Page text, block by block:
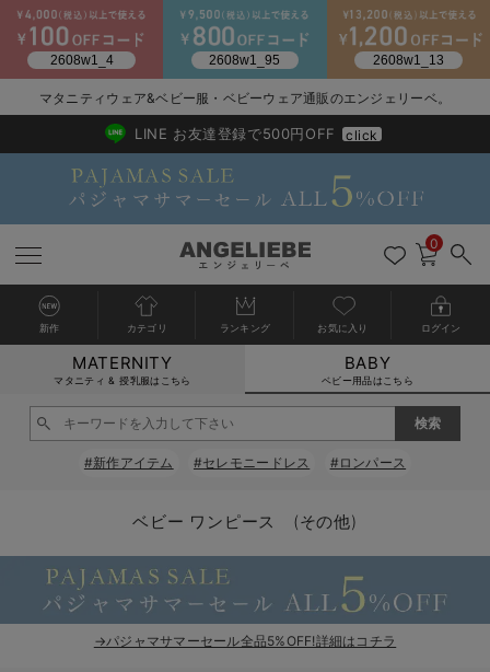
新生児服全て
ベビー服全て
ロンパース・カバーオール
ベビー ブルマ
ベビー スカート
シーズンアイテム全て
ベビー・新生児 寝具全て
ベビーベッド・布団 （ベビー・新生児）
ベビー 雑貨全て
ベビーチェア（ハイローチェア）・ベビーラック
ベビー 雑貨 小物
ベビー安全グッズ
お出かけグッズ全て
ベビー｜季節の特集全て
猛暑からベビーを守るひんやりグッズ
ベビーの動物なりきり特集
ベビー 夏のお役立ちグッズ特集
アウトレット全て
【アウトレット】ワンピース
【アウトレット】パジャマ
【アウトレット】インナー
特集全て
抗菌防臭加工
コットン素材
再入荷全て
再入荷｜インナー
戻る
送料無料アイテム全て
ワンピース
スカート
パジャマ
戻る
ブラキャミ おまとめ
戻る
【37周年祭セール】
【37周年祭セール】
戻る
気温差別オススメア
【15℃】3月下旬～
戻る
動きやすく着回しで
戻る
強撚スムース(コスパ
戻る
マタニティウェア
【おまとめ割】パジ
戻る
こだわりの履き心地
カジュアル
オフィス
戻る
ジャケット派
きれいめ美脚パンツ派
ツィード派
戻る
出産準備応援割全て
マタニティパジャマ
戻る
【オフィスカジュア
戻る
レギンスタイプ
戻る
【フォーマル】ワン
戻る
【ベビー】長袖
戻る
ハンカチ
短肌着
セット
戻る
快適ウェア10%OFF
快適ウェア10%OFF
戻る
春のマタニティワン
セットアップ・ レイ
ジャンパースカート/
ワーク・オフィス
戻る
Gift Selection 出産
〜3,000円（税込）
10,001円（税込）〜
女の子におススメの
戻る
冬の冷え対策インナ
薄くてあったか
保温&リカバリー
レギンス・タイツ
戻る
入院準備の持ち物チ
入院してすぐ使うグ
戻る
冬のあったか特集全て
【冬のあったか特集
【冬のあったか特集
マタニティウェア&ベビー服・ベビーウェア通販のエンジェリーベ。
2026/NewArrival
送料495円(一部地域を除く) 7,700円以上で送料無料
LINE お友達登録で500円OFF click
0
新作 カテゴリ ランキング お気に入り ログイン
MATERNITY
マタニティ & 授乳服はこちら
BABY
ベビー用品はこちら
#新作アイテム #セレモニードレス #ロンパース
ベビー ワンピース (その他)
→パジャマサマーセール全品5%OFF!詳細はコチラ
カートに入れる
閉じる